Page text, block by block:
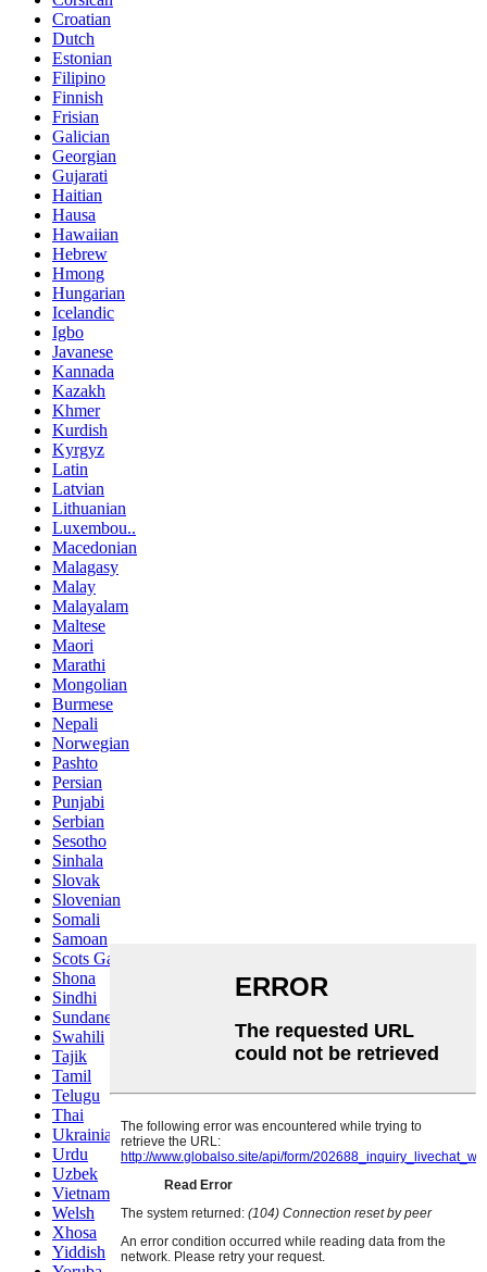
Croatian
Dutch
Estonian
Filipino
Finnish
Frisian
Galician
Georgian
Gujarati
Haitian
Hausa
Hawaiian
Hebrew
Hmong
Hungarian
Icelandic
Igbo
Javanese
Kannada
Kazakh
Khmer
Kurdish
Kyrgyz
Latin
Latvian
Lithuanian
Luxembou..
Macedonian
Malagasy
Malay
Malayalam
Maltese
Maori
Marathi
Mongolian
Burmese
Nepali
Norwegian
Pashto
Persian
Punjabi
Serbian
Sesotho
Sinhala
Slovak
Slovenian
Somali
Samoan
Scots Gaelic
Shona
Sindhi
Sundanese
Swahili
Tajik
Tamil
Telugu
Thai
Ukrainian
Urdu
Uzbek
Vietnamese
Welsh
Xhosa
Yiddish